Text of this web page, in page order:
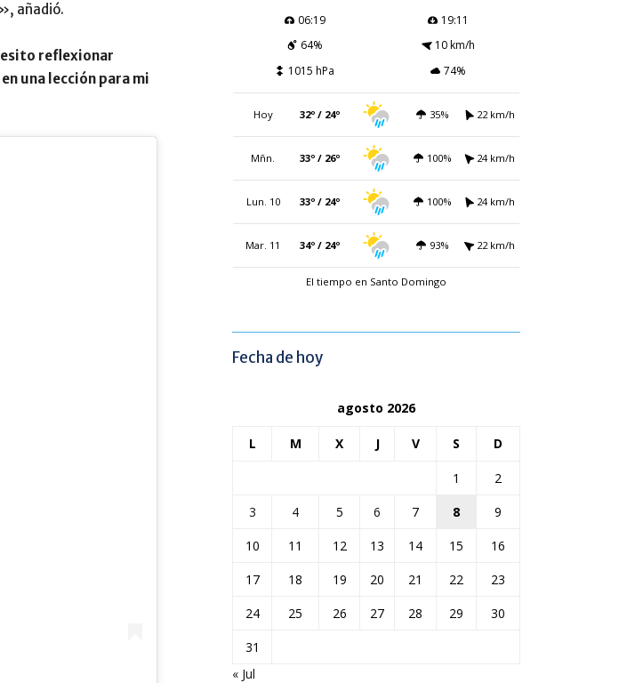
añadió.
reflexionar
una lección para mi
06:19
19:11
64%
10 km/h
1015 hPa
74%
Hoy 32º / 24º 35% 22 km/h
Mñn. 33º / 26º 100% 24 km/h
Lun. 10 33º / 24º 100% 24 km/h
Mar. 11 34º / 24º 93% 22 km/h
El tiempo en Santo Domingo
Fecha de hoy
agosto 2026
L M X J V S D
1
2
3
4 5 6 7 8
9
10
11 12 13 14 15
16
17
18 19 20 21 22
23
24
25 26 27 28 29
30
31
« Jul